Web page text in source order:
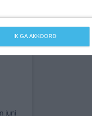
IK GA AKKOORD
mei
juni